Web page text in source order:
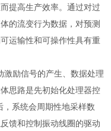
提高生产效率。通过对过
的流变行为数据，对预测
运输性和可操作性具有重
励信号的产生、数据处理
思路是先初始化处理器控
系统会周期性地采样数
馈和控制振动线圈的驱动